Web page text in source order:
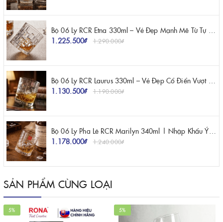
1.225.500₫
1.290.000₫
1.130.500₫
1.190.000₫
1.178.000₫
1.240.000₫
SẢN PHẨM CÙNG LOẠI
5% 5%